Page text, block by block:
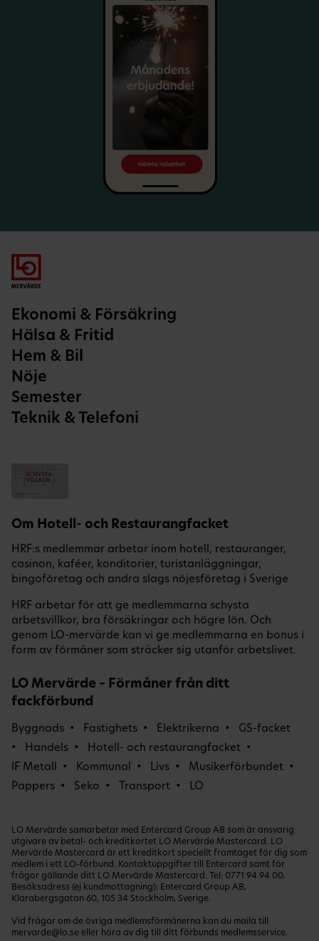
Ekonomi & Försäkring
Hälsa & Fritid
Hem & Bil
Nöje
Semester
Teknik & Telefoni
Om Hotell- och Restaurangfacket
HRF:s medlemmar arbetar inom hotell, restauranger,
casinon, kaféer, konditorier, turistanläggningar,
bingoföretag och andra slags nöjesföretag i Sverige
HRF arbetar för att ge medlemmarna schysta
arbetsvillkor, bra försäkringar och högre lön. Och
genom LO-mervärde kan vi ge medlemmarna en bonus i
form av förmåner som sträcker sig utanför arbetslivet.
LO Mervärde – Förmåner från ditt
fackförbund
Byggnads Fastighets Elektrikerna
GS-facket
Handels
Hotell- och restaurangfacket
IF Metall
Kommunal Livs
Musikerförbundet
Pappers
Seko Transport LO
LO Mervärde samarbetar med Entercard Group AB som är ansvarig
utgivare av betal- och kreditkortet LO Mervärde Mastercard. LO
Mervärde Mastercard är ett kreditkort speciellt framtaget för dig som
medlem i ett LO-förbund. Kontaktuppgifter till Entercard samt för
frågor gällande ditt LO Mervärde Mastercard: Tel: 0771 94 94 00.
Besöksadress (ej kundmottagning): Entercard Group AB,
Klarabergsgatan 60, 105 34 Stockholm, Sverige.
Vid frågor om de övriga medlemsförmånerna kan du maila till
mervarde@lo.se eller höra av dig till ditt förbunds medlemsservice.